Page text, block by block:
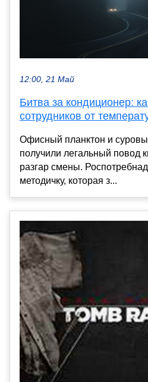
12:00, 21 Май
Битва за кондиционер:
сотрудников от
Офисный планктон и
получили легальный повод
разгар смены.
методичку, которая з...